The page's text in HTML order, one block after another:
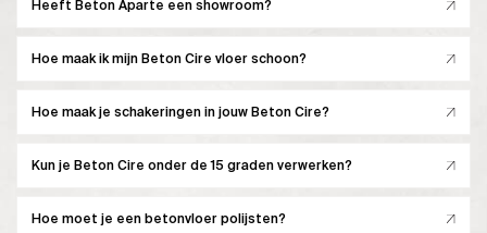
Heeft Beton Aparte een showroom?
Hoe maak ik mijn Beton Cire vloer schoon?
Hoe maak je schakeringen in jouw Beton Cire?
Kun je Beton Cire onder de 15 graden verwerken?
Hoe moet je een betonvloer polijsten?